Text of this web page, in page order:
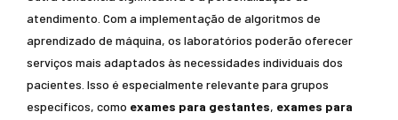
atendimento. Com a implementação de algoritmos de
aprendizado de máquina, os laboratórios poderão oferecer
serviços mais adaptados às necessidades individuais dos
pacientes. Isso é especialmente relevante para grupos
específicos, como exames para gestantes, exames para